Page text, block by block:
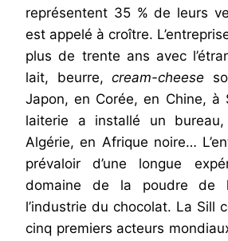
représentent 35 % de leurs
est appelé à croître.
plus de trente ans avec
lait, beurre,cream-cheese
Japon, en Corée, en Chine, à
laiterie a installé un
Algérie, en Afrique noire…
prévaloir d’une longue
domaine de la poudre de
l’industrie du chocolat. La Sill
cinq premiers acteurs